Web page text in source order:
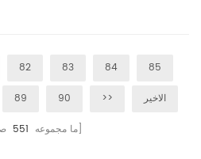
82 83 84 85
89 90 >> الاخير
[ ما مجموعه 551 صفحات]